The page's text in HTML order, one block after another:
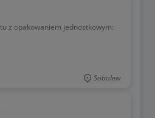
z opakowaniem jednostkowym:
Sobolew